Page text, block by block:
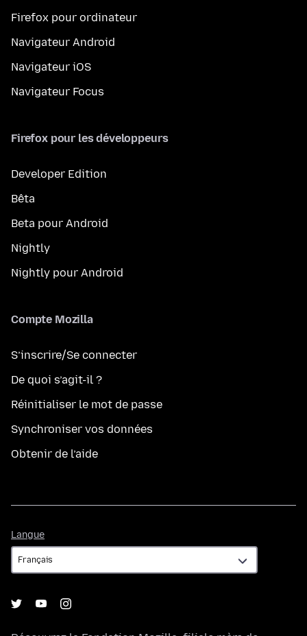
Firefox pour ordinateur
Navigateur Android
Navigateur iOS
Navigateur Focus
Firefox pour les développeurs
Developer Edition
Bêta
Beta pour Android
Nightly
Nightly pour Android
Compte Mozilla
S’inscrire/Se connecter
De quoi s’agit-il ?
Réinitialiser le mot de passe
Synchroniser vos données
Obtenir de l’aide
Langue